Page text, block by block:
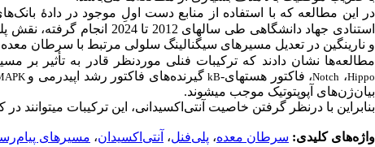
در این مطالعه که با استفاده از منابع دست اولِ موجود در دادۀ بانک
استنادی جهاد دانشگاهی طی سال­های 2012 تا 2024 انجام گرفته، نقش پلی‌فنل‌های
و نارینگین در تعدیل مسیرهای سیگنالینگ سلولی مرتبط با سرطان
مطالعه‌ها نشان دادند که ترکیبات فنلی موردنظر قادر به تأثیر بر
Hippo، Notch، فاکتور هسته­ای-kBگیرنده‌های فاکتور رشد اپیدرمی و
بیان‌ژن‌های آپوپتوتیک موجب می­شوند.
بنابراین با درنظر گرفتن خاصیت آنتی‌اکسیدانی، این ترکیبات
واژه‌های کلیدی: سرطان معده، پلی‌فنل، آنتی‌اکسیدان، مسیرهای